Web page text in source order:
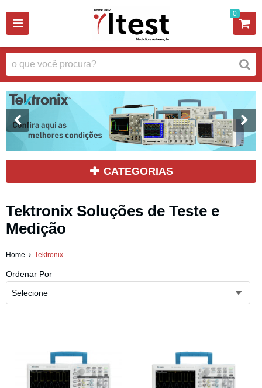
0
CATEGORIAS
Tektronix Soluções de Teste e
Medição
Home Tektronix
Ordenar Por
Selecione